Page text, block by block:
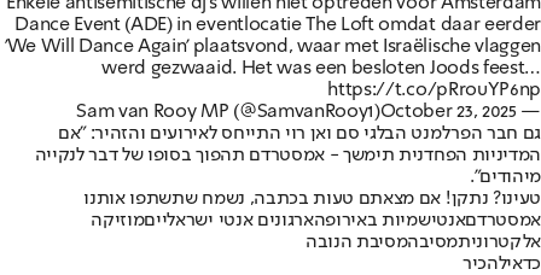
Dance Event (ADE) in eventlocatie The Loft omdat daar eerder
'We Will Dance Again' plaatsvond, waar met Israëlische vlaggen
werd gezwaaid. Het was een besloten Joods feest…
https://t.co/pRrouYP6np
— Sam van Rooy MP (@SamvanRooy1)
October 23, 2025
גם חבר הפרלמנט הבלגי סם ואן רוי התייחס לאירועים והזהיר: "אם
המדיניות הפחדנית תימשך - אמסטרדם תהפוך בסופו של דבר לנקייה
מיהודים".
טעינו? נתקן! אם מצאתם טעות בכתבה, נשמח שתשתפו אותנו
אמסטרדםאנטישמיות באירופהארגונים אנטי ישראלייםמוזיקה
אלקטרוניתמסיבהמסיבת הנובה
כדאילהכיר